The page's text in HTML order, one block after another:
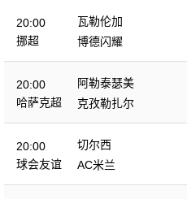
20:00
挪超
瓦勒伦加
博德闪耀
20:00
哈萨克超
阿勒泰瑟美
克孜勒扎尔
20:00
球会友谊
切尔西
AC米兰